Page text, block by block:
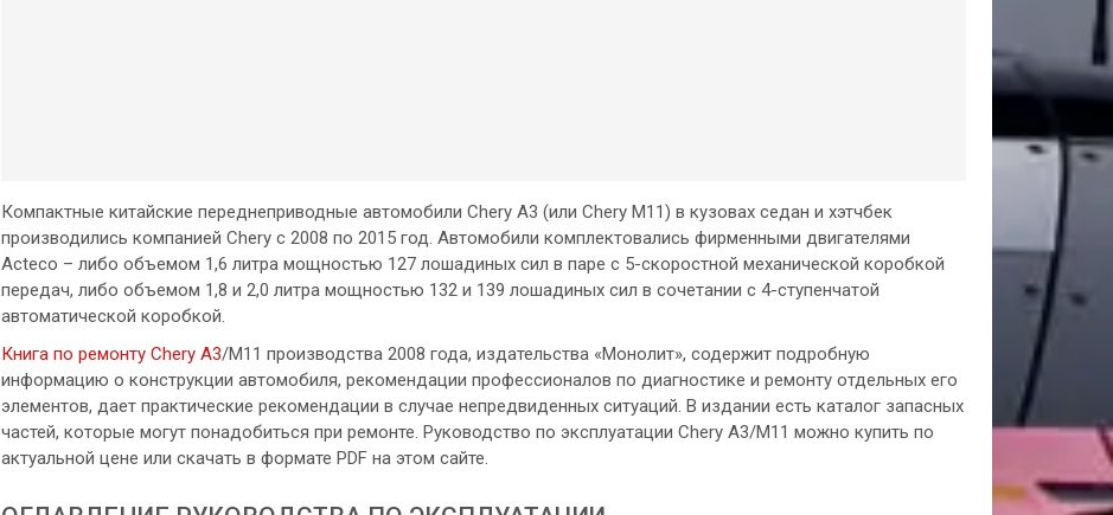
Компактные китайские переднеприводные автомобили Chery A3 (или Chery M11) в кузовах седан и хэтчбек
производились компанией Chery с 2008 по 2015 год. Автомобили комплектовались фирменными двигателями
Acteco – либо объемом 1,6 литра мощностью 127 лошадиных сил в паре с 5-скоростной механической коробкой
передач, либо объемом 1,8 и 2,0 литра мощностью 132 и 139 лошадиных сил в сочетании с 4-ступенчатой
автоматической коробкой.
Книга по ремонту Chery A3/М11 производства 2008 года, издательства «Монолит», содержит подробную
информацию о конструкции автомобиля, рекомендации профессионалов по диагностике и ремонту отдельных его
элементов, дает практические рекомендации в случае непредвиденных ситуаций. В издании есть каталог запасных
частей, которые могут понадобиться при ремонте. Руководство по эксплуатации Chery A3/М11 можно купить по
актуальной цене или скачать в формате PDF на этом сайте.